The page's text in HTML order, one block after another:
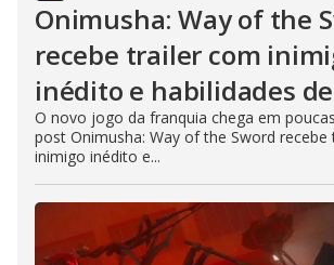
Onimusha: Way of the
recebe trailer com
inédito e habilidades
O novo jogo da franquia chega em
post Onimusha: Way of the Sword recebe
inimigo inédito e...